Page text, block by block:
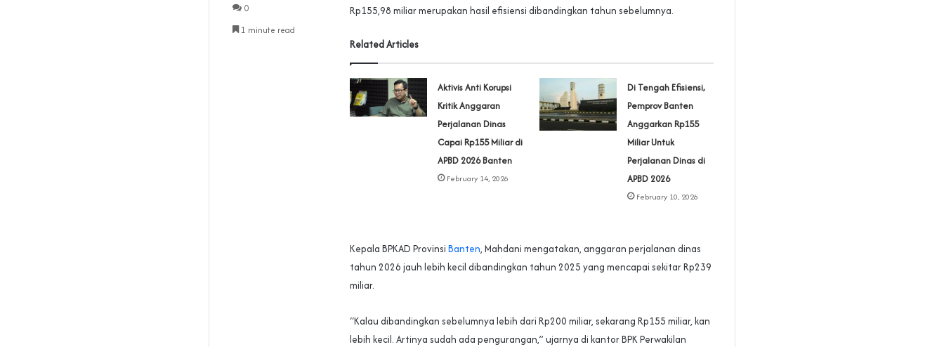
Rp155,98 miliar merupakan hasil efisiensi dibandingkan tahun sebelumnya.
Related Articles
Aktivis Anti Korupsi
Kritik Anggaran
Perjalanan Dinas
Capai Rp155 Miliar di
APBD 2026 Banten
February 14, 2026
Di Tengah Efisiensi,
Pemprov Banten
Anggarkan Rp155
Miliar Untuk
Perjalanan Dinas di
APBD 2026
February 10, 2026
Kepala BPKAD Provinsi Banten, Mahdani mengatakan, anggaran perjalanan dinas
tahun 2026 jauh lebih kecil dibandingkan tahun 2025 yang mencapai sekitar Rp239
miliar.
“Kalau dibandingkan sebelumnya lebih dari Rp200 miliar, sekarang Rp155 miliar, kan
lebih kecil. Artinya sudah ada pengurangan,” ujarnya di kantor BPK Perwakilan
0
1 minute read